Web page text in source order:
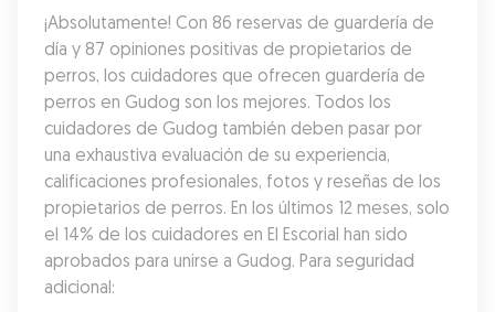
¡Absolutamente! Con 86 reservas de guardería de
día y 87 opiniones positivas de propietarios de
perros, los cuidadores que ofrecen guardería de
perros en Gudog son los mejores. Todos los
cuidadores de Gudog también deben pasar por
una exhaustiva evaluación de su experiencia,
calificaciones profesionales, fotos y reseñas de los
propietarios de perros. En los últimos 12 meses, solo
el 14% de los cuidadores en El Escorial han sido
aprobados para unirse a Gudog. Para seguridad
adicional: